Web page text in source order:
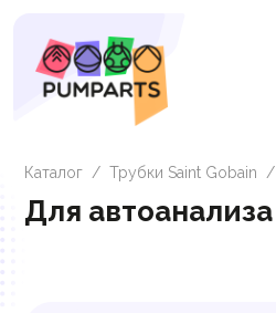
Каталог / Трубки Saint Gobain /
Для автоанализа